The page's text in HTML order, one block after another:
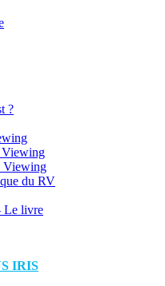
?
Viewing
Viewing
du RV
Le livre
IRIS